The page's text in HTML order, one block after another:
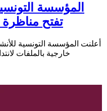
المؤسسة
تفتح مناظرة
أعلنت المؤسسة التونسية